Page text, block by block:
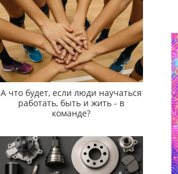
А что будет, если люди научаться
работать, быть и жить - в
команде?